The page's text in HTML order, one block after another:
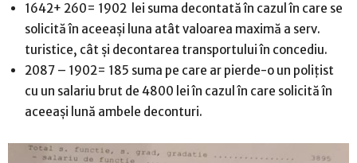
1642+ 260= 1902 lei suma decontată în cazul în care se
solicită în aceeași luna atât valoarea maximă a serv.
turistice, cât și decontarea transportului în concediu.
2087 – 1902= 185 suma pe care ar pierde-o un polițist
cu un salariu brut de 4800 lei în cazul în care solicită în
aceeași lună ambele deconturi.